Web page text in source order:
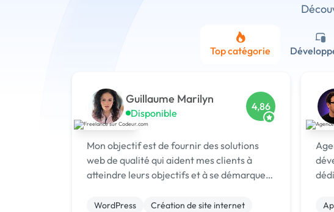
Top catégorie
Guillaume Marilyn
Disponible
4,86
Mon objectif est de fournir des solutions
web de qualité qui aident mes clients à
atteindre leurs objectifs et à se démarquer
interfaces attrayantes et fonctionnelles qui
WordPress
Création de site internet